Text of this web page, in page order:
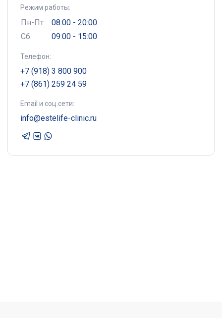
Режим работы:
Пн-Пт
08:00 - 20:00
Сб
09:00 - 15:00
Телефон:
+7 (918) 3 800 900
+7 (861) 259 24 59
Email и соц.сети:
info@estelife-clinic.ru